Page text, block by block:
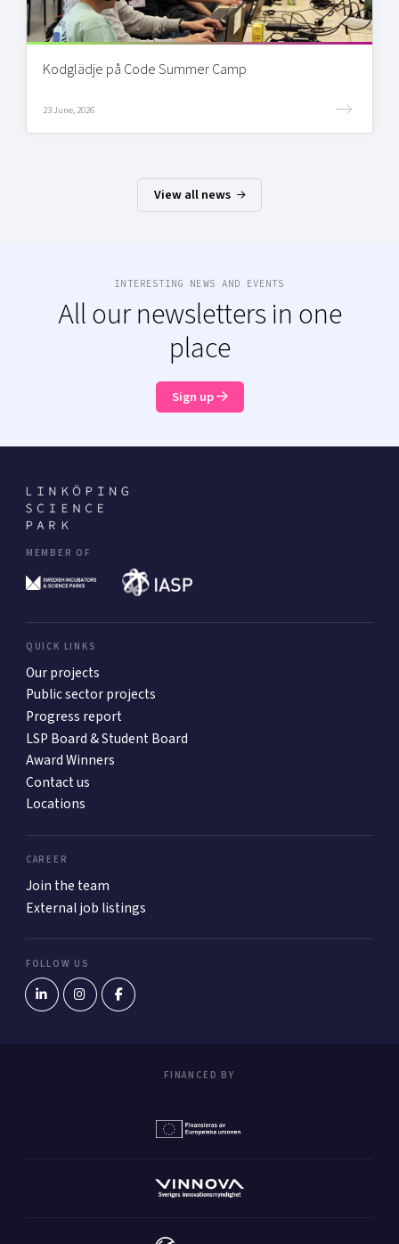
Kodglädje på Code Summer Camp
23 June, 2026
View all news
INTERESTING NEWS AND EVENTS
All our newsletters in one
place
Sign up
MEMBER OF
QUICK LINKS
Our projects
Public sector projects
Progress report
LSP Board & Student Board
Award Winners
Contact us
Locations
CAREER
Join the team
External job listings
FOLLOW US
FINANCED BY